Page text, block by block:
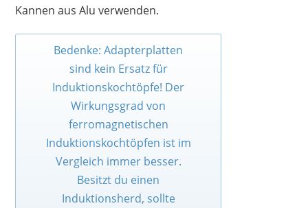
Kannen aus Alu verwenden.
Bedenke: Adapterplatten
sind kein Ersatz für
Induktionskochtöpfe! Der
Wirkungsgrad von
ferromagnetischen
Induktionskochtöpfen ist im
Vergleich immer besser.
Besitzt du einen
Induktionsherd, sollte